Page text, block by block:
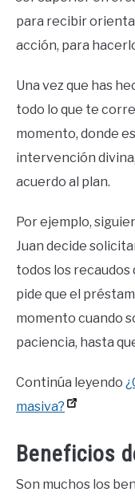
para recibir
acción, para
Una vez que has
todo lo que te
momento, donde
intervención
acuerdo al plan.
Por ejemplo,
Juan decide
todos los recaudos
pide que el
momento cuando
paciencia, hasta
Continúa leyendo
masiva?
Beneficios
Son muchos los